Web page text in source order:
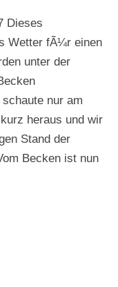
Dieses
Wetter fÃ¼r einen
unter der
nur am
heraus und wir
Stand der
Becken ist nun